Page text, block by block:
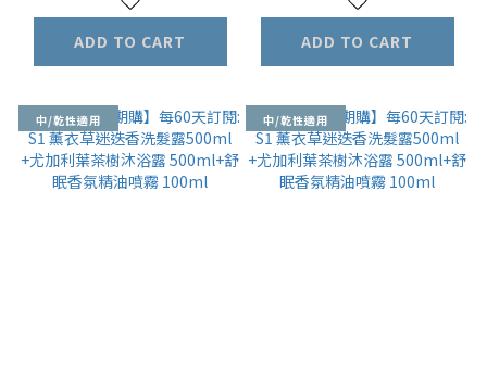
ADD TO CART ADD TO CART
中/乾性適用 中/乾性適用